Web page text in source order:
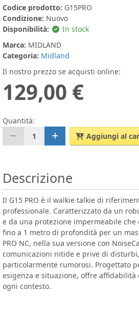
Codice prodotto: G15PRO
Condizione: Nuovo
Disponibilità:
In stock
Marca: MIDLAND
Categoria: Midland
Il nostro prezzo se acquisti online:
129,00 €
Quantità:
1
Aggiungi al
Descrizione
Il G15 PRO è il walkie talkie di
professionale. Caratterizzato da un
e da una protezione impermeabile
fino a 1 metro di profondità per un
PRO NC, nella sua versione con
comunicazioni nitide e prive di
particolarmente rumorosi. Progettato
esigenza e situazione, offre affidabilità
ogni contesto.